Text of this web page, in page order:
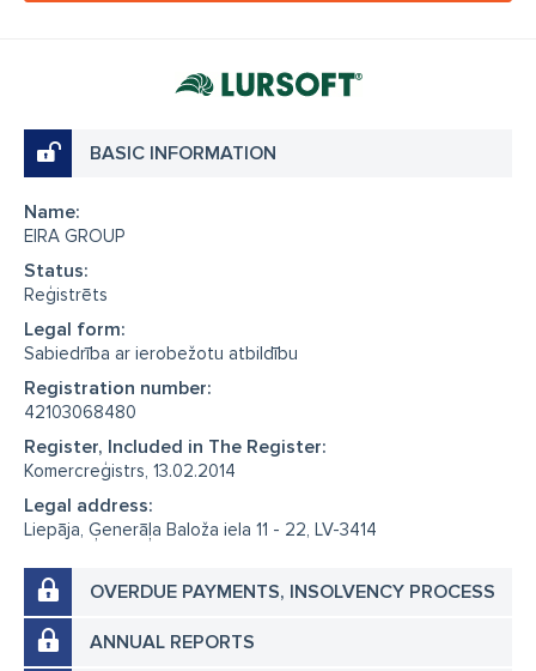
BASIC INFORMATION
Name:
EIRA GROUP
Status:
Reģistrēts
Legal form:
Sabiedrība ar ierobežotu atbildību
Registration number:
42103068480
Register, Included in The Register:
Komercreģistrs, 13.02.2014
Legal address:
Liepāja, Ģenerāļa Baloža iela 11 - 22, LV-3414
OVERDUE PAYMENTS, INSOLVENCY PROCESS
ANNUAL REPORTS